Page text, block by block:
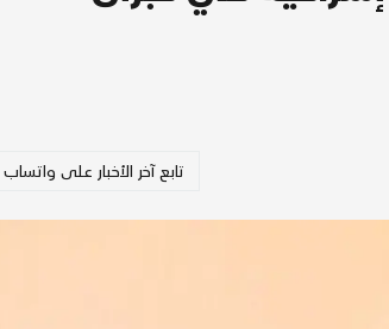
تابع آخر الأخبار على واتساب